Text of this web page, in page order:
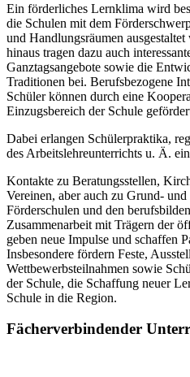
Ein förderliches Lernklima wird
die Schulen mit dem
und Handlungsräumen
hinaus tragen dazu auch
Ganztagsangebote sowie die
Traditionen bei. Berufsbezogene
Schüler können durch eine
Einzugsbereich der Schule
Dabei erlangen Schülerpraktika,
des Arbeitslehreunterrichts u. Ä.
Kontakte zu Beratungsstellen,
Vereinen, aber auch zu Grund-
Förderschulen und den
Zusammenarbeit mit Trägern der
geben neue Impulse und schaffen
Insbesondere fördern Feste,
Wettbewerbsteilnahmen sowie
der Schule, die Schaffung neuer
Schule in die Region.
Fächerverbindender